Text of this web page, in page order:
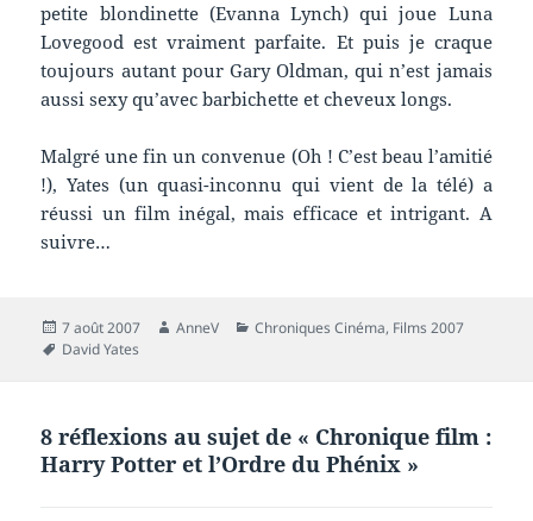
petite blondinette (Evanna Lynch) qui joue Luna
Lovegood est vraiment parfaite. Et puis je craque
toujours autant pour Gary Oldman, qui n’est jamais
aussi sexy qu’avec barbichette et cheveux longs.
Malgré une fin un convenue (Oh ! C’est beau l’amitié
!), Yates (un quasi-inconnu qui vient de la télé) a
réussi un film inégal, mais efficace et intrigant. A
suivre…
Publié
le
7 août 2007 Auteur
AnneV Catégories
Chroniques Cinéma, Films 2007
Mots-
David Yates
8 réflexions au sujet de « Chronique film :
Harry Potter et l’Ordre du Phénix »